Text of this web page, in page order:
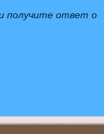
получите ответ о